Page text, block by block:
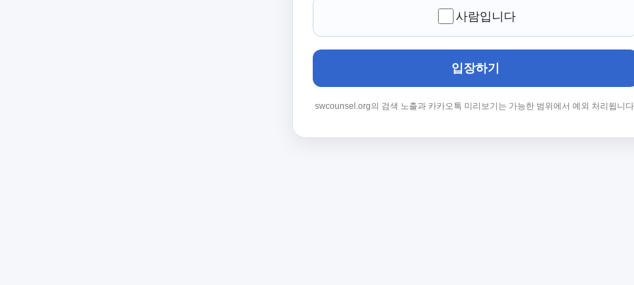
사람입니다
입장하기
swcounsel.org의 검색 노출과 카카오톡 미리보기는 가능한 범위에서 예외 처리됩니